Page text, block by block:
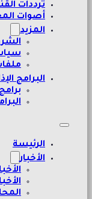
ترددات
أصوات
المزيد
البرامج
برامج
الرئيسة
الأخبار